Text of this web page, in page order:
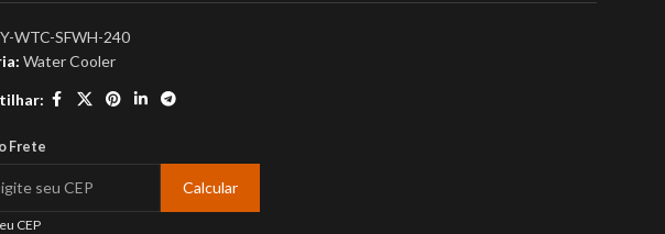
WTC-SFWH-240
Water Cooler
Frete
Calcular
CEP